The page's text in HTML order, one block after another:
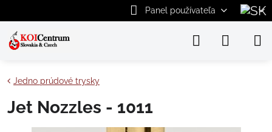
Panel používateľa
Jedno prúdové trysky
Jet Nozzles - 1011